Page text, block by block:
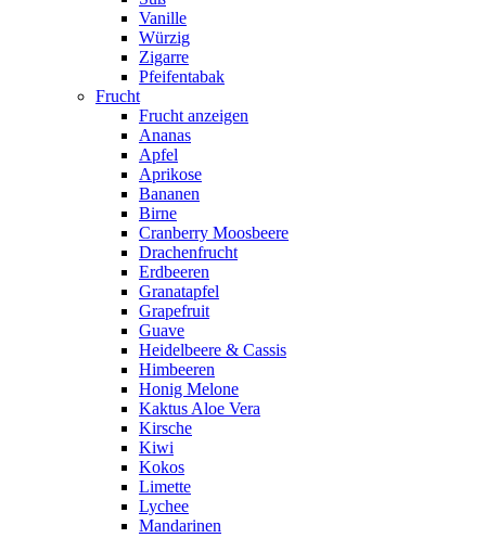
Vanille
Würzig
Zigarre
Pfeifentabak
Frucht
Frucht anzeigen
Ananas
Apfel
Aprikose
Bananen
Birne
Cranberry Moosbeere
Drachenfrucht
Erdbeeren
Granatapfel
Grapefruit
Guave
Heidelbeere & Cassis
Himbeeren
Honig Melone
Kaktus Aloe Vera
Kirsche
Kiwi
Kokos
Limette
Lychee
Mandarinen